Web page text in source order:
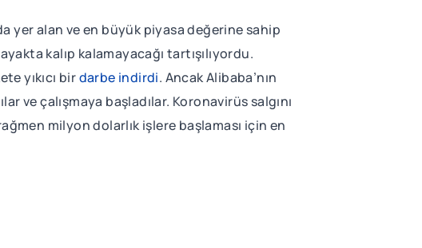
yer alan ve en büyük piyasa değerine sahip
kalıp kalamayacağı tartışılıyordu.
yıkıcı birdarbe indirdi. Ancak Alibaba’nın
ve çalışmaya başladılar. Koronavirüs salgını
milyon dolarlık işlere başlaması için en